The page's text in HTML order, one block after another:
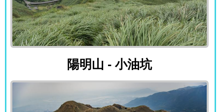
陽明山 - 小油坑
陽明山 - 小油坑